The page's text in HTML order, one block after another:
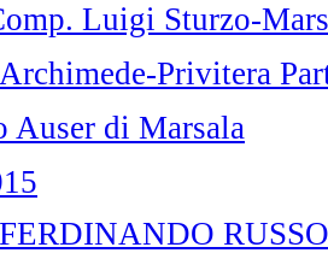
Luigi Sturzo-
Privitera
Auser di Marsala
RUSSO